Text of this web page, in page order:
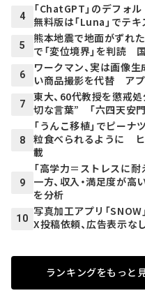
4
「ChatGPT」のデフォル
無料版は「Luna」でテ
5
熊本地震で地面がずれ
で「変位境界」を判読
6
ワークマン、実は画像
い商品撮影を代替 ア
7
東大、60代教授を懲戒
切な言葉” 「六四天安
8
「うんこ移植」でピー
粒食べられるように
載
9
「高学力＝ストレスに
一方、収入・満足度が
を分析
10
写真加工アプリ「
X投稿依頼、広告表示
ランキングをもっと